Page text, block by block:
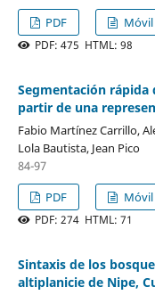
PDF
Móvil
PDF: 475 HTML: 98
Segmentación rápida
partir de una
Fabio Martínez Carrillo,
Lola Bautista, Jean Pico
84-97
PDF
Móvil
PDF: 274 HTML: 71
Sintaxis de los
altiplanicie de Nipe,